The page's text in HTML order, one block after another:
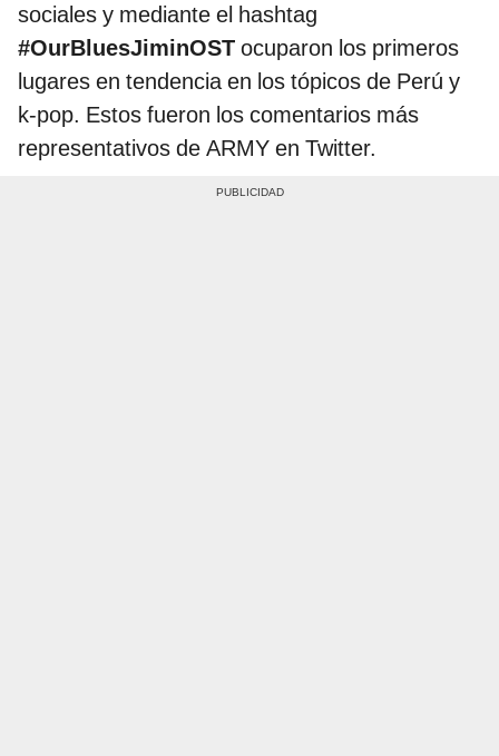
sociales y mediante el hashtag
#OurBluesJiminOST ocuparon los primeros
lugares en tendencia en los tópicos de Perú y
k-pop. Estos fueron los comentarios más
representativos de ARMY en Twitter.